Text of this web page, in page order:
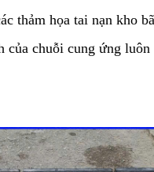
thảm họa tai nạn kho
của chuỗi cung ứng luôn